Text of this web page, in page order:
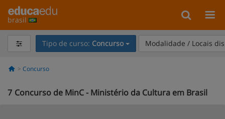
brasil
Tipo de curso: Concurso Modalidade / Locais
Concurso
7 Concurso de MinC - Ministério da Cultura em Brasil